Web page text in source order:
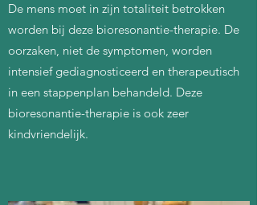
De mens moet in zijn totaliteit betrokken
worden bij deze bioresonantie-therapie. De
oorzaken, niet de symptomen, worden
intensief gediagnosticeerd en therapeutisch
in een stappenplan behandeld. Deze
bioresonantie-therapie is ook zeer
kindvriendelijk.